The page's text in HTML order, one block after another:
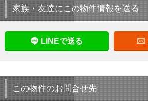
家族・友達にこの物件情報を送る
LINEで送る
この物件のお問合せ先